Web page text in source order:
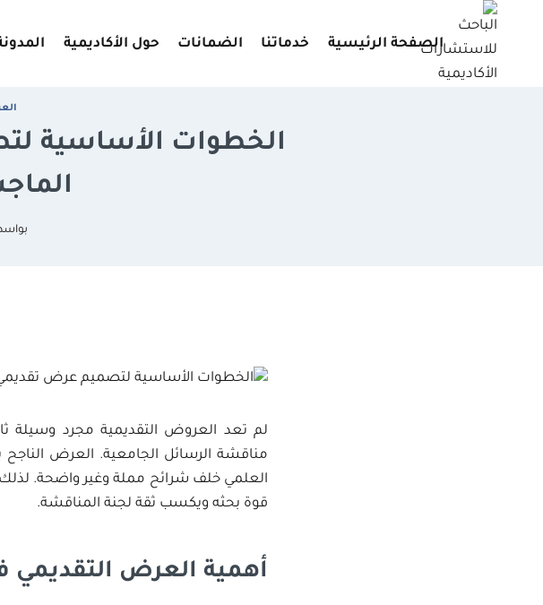
الصفحة الرئيسية خدماتنا الضمانات حول الأكاديمية
الخطوات الأساسية
لم تعد العروض التقديمية مجرد وسيلة
مناقشة الرسائل الجامعية. العرض الناجح
العلمي خلف شرائح مملة وغير واضحة.
قوة بحثه ويكسب ثقة لجنة المناقشة.
أهمية العرض التقديمي